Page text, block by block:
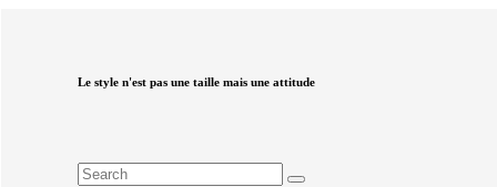
Le style n'est pas une taille mais une attitude